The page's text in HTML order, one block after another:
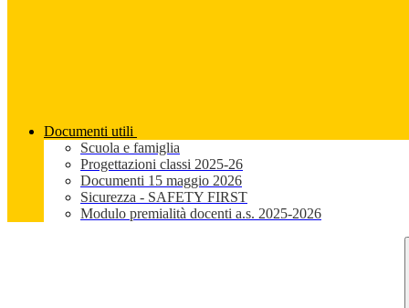
Documenti utili
Scuola e famiglia
Progettazioni classi 2025-26
Documenti 15 maggio 2026
Sicurezza - SAFETY FIRST
Modulo premialità docenti a.s. 2025-2026